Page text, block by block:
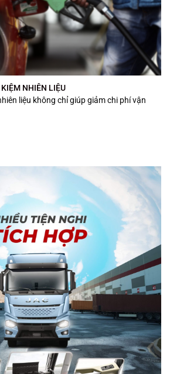
NHIÊN LIỆU
liệu không chỉ giúp giảm chi phí vận